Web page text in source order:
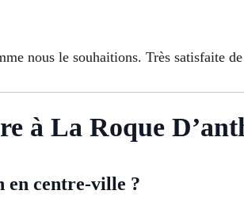
nous le souhaitions. Très satisfaite
à La Roque
en centre-ville ?